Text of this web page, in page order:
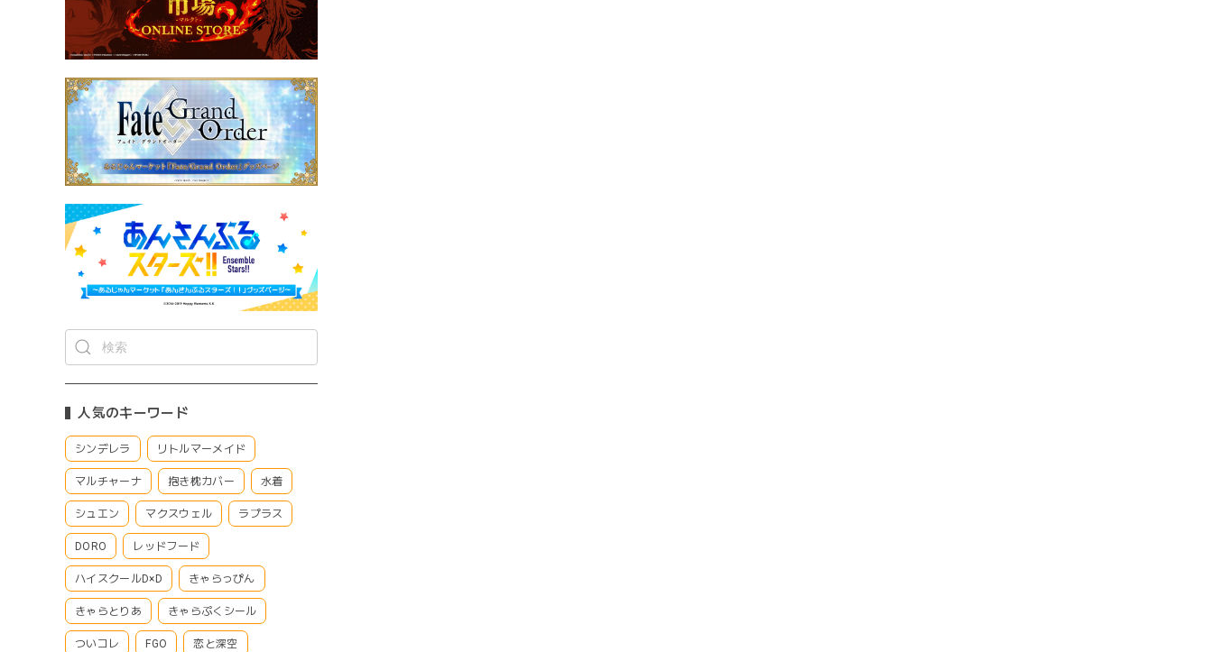
人気のキーワード
シンデレラ リトルマーメイド
マルチャーナ 抱き枕カバー 水着
シュエン マクスウェル ラプラス
DORO レッドフード
ハイスクールD×D きゃらっぴん
きゃらとりあ きゃらぷくシール
ついコレ FGO 恋と深空